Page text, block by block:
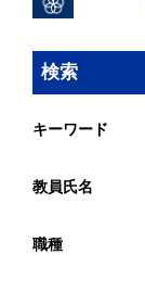
検索
キーワード
教員氏名
職種